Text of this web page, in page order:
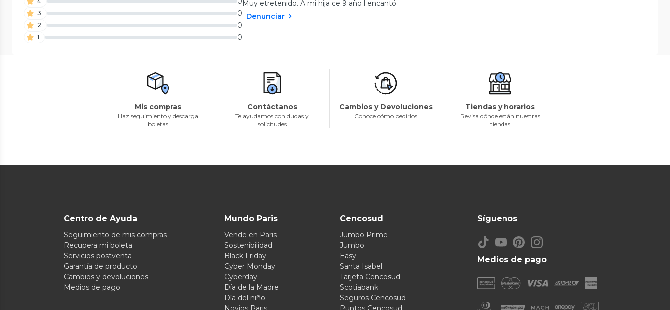
3 0
2 0
1 0
Muy etretenido. A mi hija de 9 año l encantó
Denunciar
Mis compras
Haz seguimiento y descarga
boletas
Contáctanos
Te ayudamos con dudas y
solicitudes
Cambios y Devoluciones
Conoce cómo pedirlos
Tiendas y horarios
Revisa dónde están nuestras
tiendas
Centro de Ayuda
Seguimiento de mis compras
Recupera mi boleta
Servicios postventa
Garantía de producto
Cambios y devoluciones
Medios de pago
Mundo Paris
Vende en Paris
Sostenibilidad
Black Friday
Cyber Monday
Cyberday
Día de la Madre
Día del niño
Novios Paris
Cencosud
Jumbo Prime
Jumbo
Easy
Santa Isabel
Tarjeta Cencosud
Scotiabank
Seguros Cencosud
Puntos Cencosud
Medios de pago
Síguenos